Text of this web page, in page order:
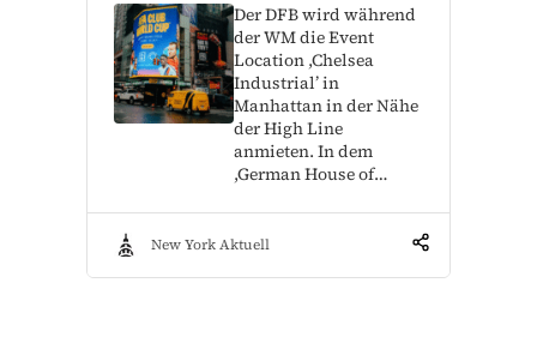
Der DFB wird während
der WM die Event
Location ,Chelsea
Industrial’ in
Manhattan in der Nähe
der High Line
anmieten. In dem
,German House of…
New York Aktuell